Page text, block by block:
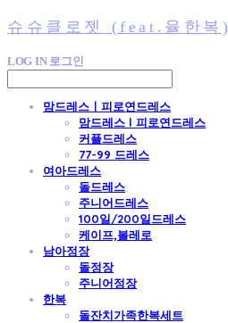
슈슈클로젯 (feat.율한복)
LOG IN 로그인
맘드레스ㅣ피로연드레스
맘드레스 l 피로연드레스
커플드레스
77-99 드레스
여아드레스
돌드레스
주니어드레스
100일/200일드레스
케이프,볼레로
남아정장
돌정장
주니어정장
한복
돌잔치가족한복세트